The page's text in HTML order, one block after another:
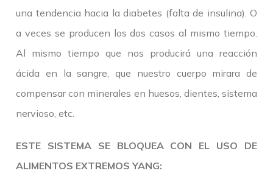
una tendencia hacia la diabetes (falta de insulina). O
a veces se producen los dos casos al mismo tiempo.
Al mismo tiempo que nos producirá una reacción
ácida en la sangre, que nuestro cuerpo mirara de
compensar con minerales en huesos, dientes, sistema
nervioso, etc.
ESTE SISTEMA SE BLOQUEA CON EL USO DE
ALIMENTOS EXTREMOS YANG: